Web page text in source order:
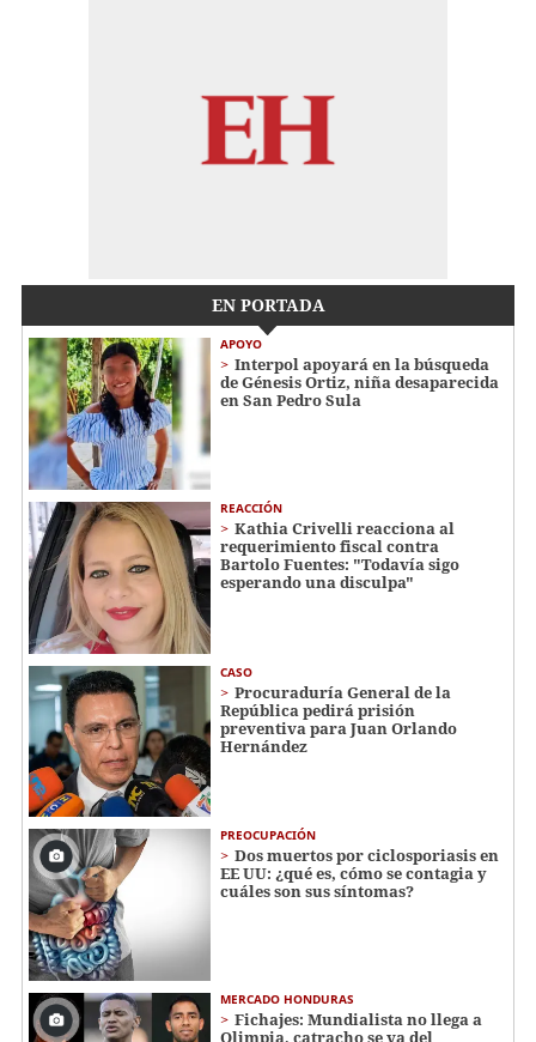
EN PORTADA
APOYO
Interpol apoyará en la búsqueda
de Génesis Ortiz, niña desaparecida
en San Pedro Sula
REACCIÓN
Kathia Crivelli reacciona al
requerimiento fiscal contra
Bartolo Fuentes: "Todavía sigo
esperando una disculpa"
CASO
Procuraduría General de la
República pedirá prisión
preventiva para Juan Orlando
Hernández
PREOCUPACIÓN
Dos muertos por ciclosporiasis en
EE UU: ¿qué es, cómo se contagia y
cuáles son sus síntomas?
MERCADO HONDURAS
Fichajes: Mundialista no llega a
Olimpia, catracho se va del